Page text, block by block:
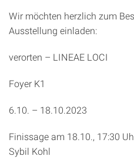
Wir möchten herzlich zum
Ausstellung einladen:
verorten – LINEAE LOCI
Foyer K1
6.10. – 18.10.2023
Finissage am 18.10., 17:30
Sybil Kohl